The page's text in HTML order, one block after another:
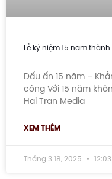
Lễ kỷ niệm 15 năm
Dấu ấn 15 năm –
công Với 15 năm
Hai Tran Media
XEM THÊM
Tháng 3 18, 2025